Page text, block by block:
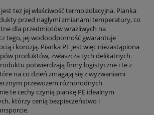
też jej właściwość termoizolacyjna. Pianka
przed nagłymi zmianami temperatury, co
dla przedmiotów wrażliwych na
tego, jej wodoodporność gwarantuje
i korozją. Pianka PE jest więc niezastąpiona
produktów, zwłaszcza tych delikatnych.
potwierdzają firmy logistyczne i te z
na co dzień zmagają się z wyzwaniami
przewozem różnorodnych
te cechy czynią piankę PE idealnym
którzy cenią bezpieczeństwo i